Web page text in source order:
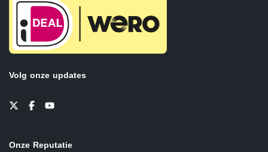
Volg onze updates
Onze Reputatie